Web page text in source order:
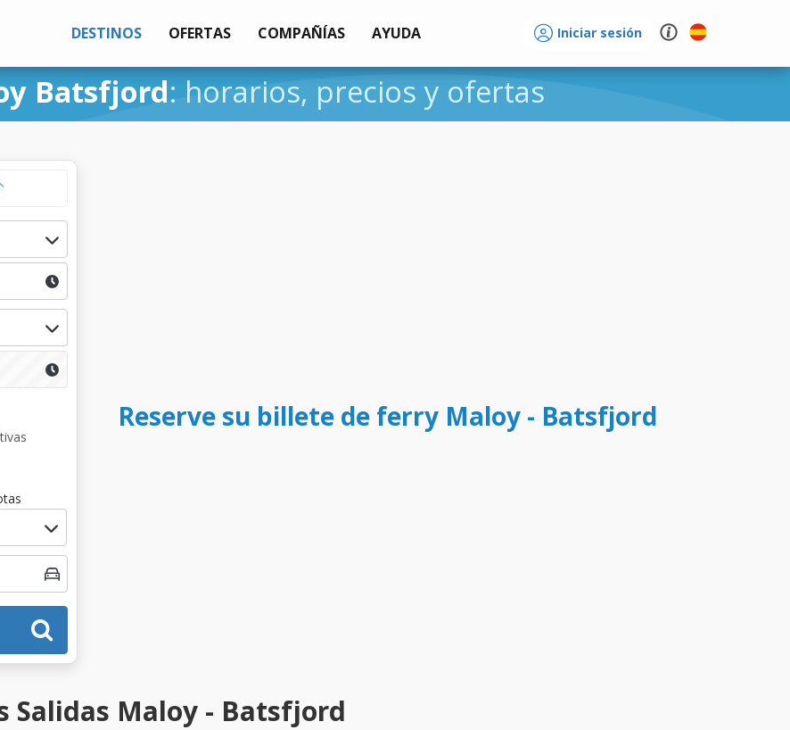
DESTINOS OFERTAS COMPAÑÍAS AYUDA Iniciar sesión
Batsfjord: horarios, precios y ofertas
Reserve su billete de ferry Maloy - Batsfjord
Salidas Maloy - Batsfjord